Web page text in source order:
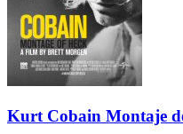
Kurt Cobain Montaje